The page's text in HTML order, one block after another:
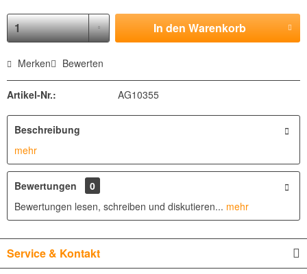
In denWarenkorb
Merken Bewerten
Artikel-Nr.: AG10355
Beschreibung
mehr
Bewertungen
0
Bewertungen lesen, schreiben und diskutieren... mehr
Service & Kontakt